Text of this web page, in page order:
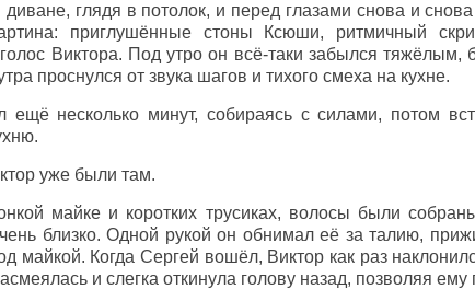
диване, глядя в потолок, и перед глазами снова и
приглушённые стоны Ксюши, ритмичный
Виктора. Под утро он всё-таки забылся тяжёлым,
проснулся от звука шагов и тихого смеха на кухне.
ещё несколько минут, собираясь с силами, потом
уже были там.
майке и коротких трусиках, волосы были
близко. Одной рукой он обнимал её за талию,
майкой. Когда Сергей вошёл, Виктор как раз
и слегка откинула голову назад, позволяя ему